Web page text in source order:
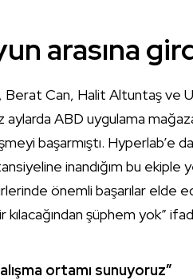
arasına
Berat Can, Halit Altuntaş ve
ABD uygulama
başarmıştı. Hyperlab’e
inandığım bu ekiple
önemli başarılar elde
kılacağından şüphem yok”
ortamı sunuyoruz”